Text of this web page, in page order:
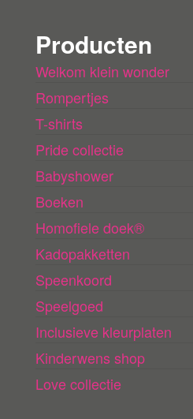
Producten
Welkom klein wonder
Rompertjes
T-shirts
Pride collectie
Babyshower
Boeken
Homofiele doek®
Kadopakketten
Speenkoord
Speelgoed
Inclusieve kleurplaten
Kinderwens shop
Love collectie